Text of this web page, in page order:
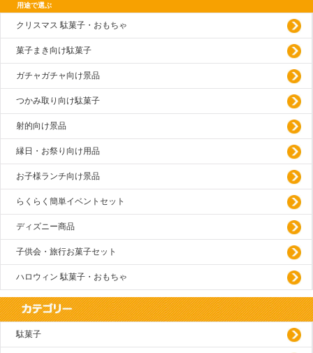
用途で選ぶ
クリスマス 駄菓子・おもちゃ
菓子まき向け駄菓子
ガチャガチャ向け景品
つかみ取り向け駄菓子
射的向け景品
縁日・お祭り向け用品
お子様ランチ向け景品
らくらく簡単イベントセット
ディズニー商品
子供会・旅行お菓子セット
ハロウィン 駄菓子・おもちゃ
駄菓子